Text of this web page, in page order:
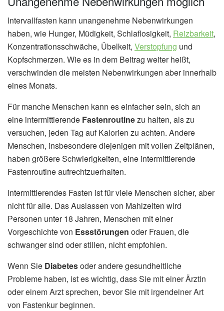
Intervallfasten kann unangenehme Nebenwirkungen
haben, wie Hunger, Müdigkeit, Schlaflosigkeit, Reizbarkeit,
Konzentrationsschwäche, Übelkeit, Verstopfung und
Kopfschmerzen. Wie es in dem Beitrag weiter heißt,
verschwinden die meisten Nebenwirkungen aber innerhalb
eines Monats.
Für manche Menschen kann es einfacher sein, sich an
eine intermittierende Fastenroutinezu halten, als zu
versuchen, jeden Tag auf Kalorien zu achten. Andere
Menschen, insbesondere diejenigen mit vollen Zeitplänen,
haben größere Schwierigkeiten, eine intermittierende
Fastenroutine aufrechtzuerhalten.
Intermittierendes Fasten ist für viele Menschen sicher, aber
nicht für alle. Das Auslassen von Mahlzeiten wird
Personen unter 18 Jahren, Menschen mit einer
Vorgeschichte von Essstörungen oder Frauen, die
schwanger sind oder stillen, nicht empfohlen.
Wenn Sie Diabetesoder andere gesundheitliche
Probleme haben, ist es wichtig, dass Sie mit einer Ärztin
oder einem Arzt sprechen, bevor Sie mit irgendeiner Art
von Fastenkur beginnen.